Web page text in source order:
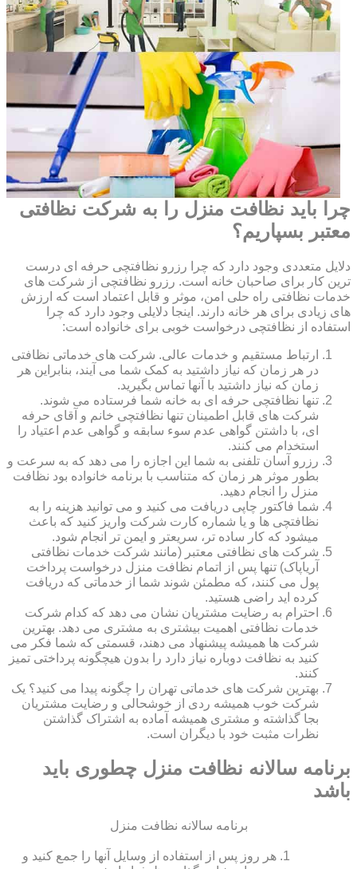
چرا باید نظافت منزل را به شرکت نظافتی
معتبر بسپاریم؟
دلایل متعددی وجود دارد که چرا رزرو نظافتچی حرفه ای درست
ترین کار برای صاحبان خانه است. رزرو نظافتچی از شرکت های
خدمات نظافتی راه حلی امن، موثر و قابل اعتماد است که ارزش
های زیادی برای هر خانه دارند. اینجا دلایلی وجود دارد که چرا
استفاده از نظافتچی درخواست خوبی برای خانواده است:
ارتباط مستقیم و خدمات عالی. شرکت های خدماتی نظافتی
در هر زمان که نیاز داشتید به کمک شما می آیند، بنابراین هر
زمان که نیاز داشتید با آنها تماس بگیرید.
تنها نظافتچی حرفه ای به خانه شما فرستاده می شوند.
شرکت های قابل اطمینان تنها نظافتچی خانم و آقای حرفه
ای، با داشتن گواهی عدم سوء سابقه و گواهی عدم اعتیاد را
استخدام می کنند.
رزرو آسان تلفنی به شما این اجازه را می دهد که به سرعت و
بطور موثر هر زمان که متناسب با برنامه خانواده بود نظافت
منزل را انجام دهید.
شما فاکتور چاپی دریافت می کنید و می توانید هزینه را به
نظافتچی ها و یا شماره کارت شرکت واریز کنید که باعث
میشود که کار ساده تر، سریعتر و ایمن تر انجام شود.
شرکت های نظافتی معتبر (مانند شرکت خدمات نظافتی
آریاپاک) تنها پس از اتمام نظافت منزل درخواست پرداخت
پول می کنند، که مطمئن شوند شما از خدماتی که دریافت
کرده اید راضی هستید.
احترام به رضایت مشتریان نشان می دهد که کدام شرکت
خدمات نظافتی اهمیت بیشتری به مشتری می دهد. بهترین
شرکت ها همیشه پیشنهاد می دهند، قسمتی که شما فکر می
کنید به نظافت دوباره نیاز دارد را بدون هیچگونه پرداختی تمیز
کنند.
بهترین شرکت های خدماتی تهران را چگونه پیدا می کنید؟ یک
شرکت خوب همیشه ردی از خوشحالی و رضایت مشتریان
بجا گذاشته و مشتری همیشه آماده به اشتراک گذاشتن
نظرات مثبت خود با دیگران است.
برنامه سالانه نظافت منزل چطوری باید
باشد
برنامه سالانه نظافت منزل
هر روز پس از استفاده از وسایل آنها را جمع کنید و